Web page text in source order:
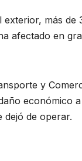
más
afectado en
y
económico
dejó de operar.